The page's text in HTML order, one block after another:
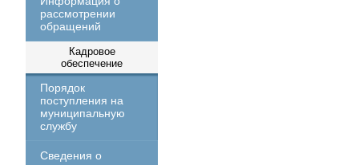
рассмотрении
обращений
Кадровое
обеспечение
Порядок
поступления на
муниципальную
службу
Сведения о